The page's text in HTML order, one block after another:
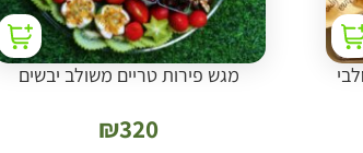
מגש פירות טריים משולב יבשים
₪320